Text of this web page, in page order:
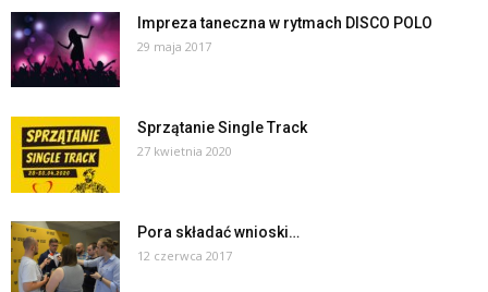
Impreza taneczna w rytmach DISCO POLO
29 maja 2017
Sprzątanie Single Track
27 kwietnia 2020
Pora składać wnioski…
12 czerwca 2017